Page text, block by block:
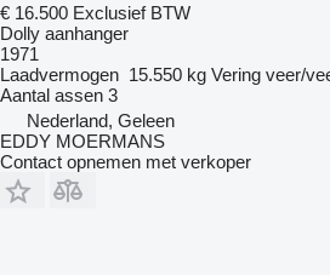
€ 16.500 Exclusief BTW
Dolly aanhanger
1971
Laadvermogen 15.550 kg Vering veer/
Aantal assen 3
Nederland, Geleen
EDDY MOERMANS
Contact opnemen met verkoper